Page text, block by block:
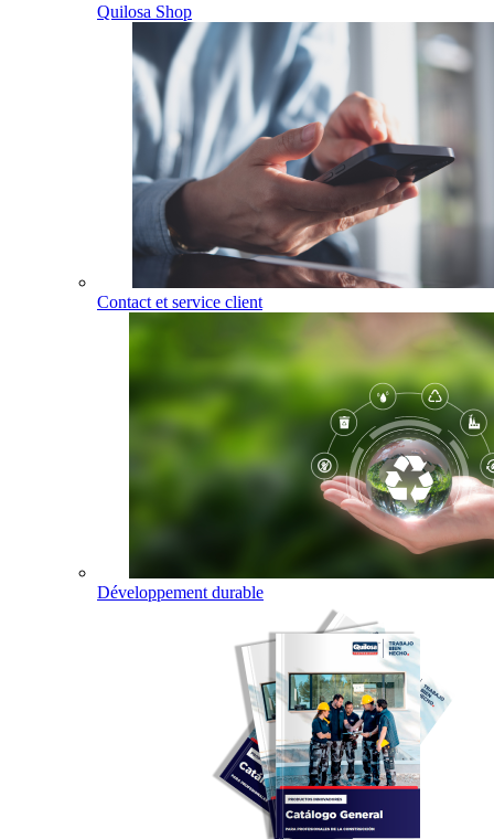
Quilosa Shop
Contact et service client
Développement durable